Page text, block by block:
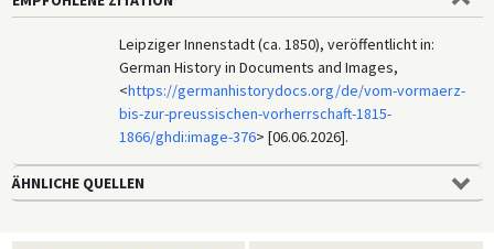
Leipziger Innenstadt (ca. 1850), veröffentlicht in:
German History in Documents and Images,
<https://germanhistorydocs.org/de/vom-vormaerz-
bis-zur-preussischen-vorherrschaft-1815-
1866/ghdi:image-376> [06.06.2026].
ÄHNLICHE QUELLEN